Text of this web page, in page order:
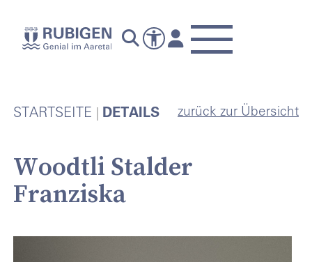
STARTSEITE DETAILS zurück zur Übersicht
Woodtli Stalder
Franziska